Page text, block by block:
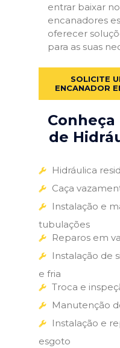
entrar baixar
encanadores
oferecer
para as suas
SOLICITE
ENCANADOR
de
Hidráulica
Caça
Instalação e
tubulações
Reparos em
Instalação de
e fria
Troca e
Manutenção
Instalação e
esgoto